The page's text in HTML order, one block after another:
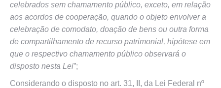
celebrados sem chamamento público, exceto, em relação
aos acordos de cooperação, quando o objeto envolver a
celebração de comodato, doação de bens ou outra forma
de compartilhamento de recurso patrimonial, hipótese em
que o respectivo chamamento público observará o
disposto nesta Lei”;
Considerando o disposto no art. 31, II, da Lei Federal nº